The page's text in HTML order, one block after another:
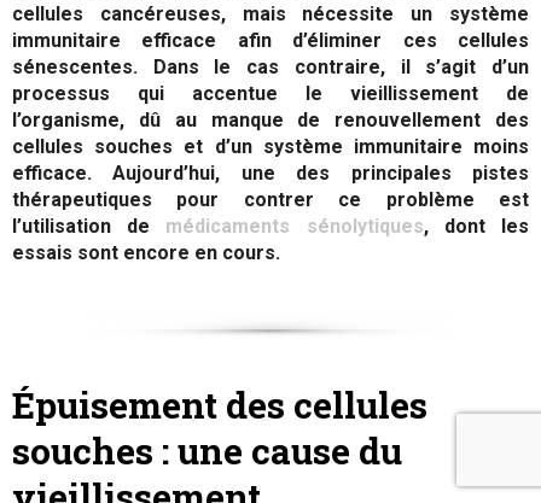
cellules cancéreuses, mais nécessite un système
immunitaire efficace afin d’éliminer ces cellules
sénescentes. Dans le cas contraire, il s’agit d’un
processus qui accentue le vieillissement de
l’organisme, dû au manque de renouvellement des
cellules souches et d’un système immunitaire moins
efficace. Aujourd’hui, une des principales pistes
thérapeutiques pour contrer ce problème est
l’utilisation de médicaments sénolytiques, dont les
essais sont encore en cours.
Épuisement des cellules
souches : une cause du